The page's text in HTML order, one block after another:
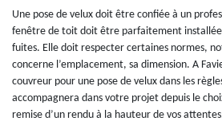
Une pose de velux doit être confiée à un
fenêtre de toit doit être parfaitement installée
fuites. Elle doit respecter certaines normes,
concerne l’emplacement, sa dimension. A
couvreur pour une pose de velux dans les
accompagnera dans votre projet depuis le
remise d’un rendu à la hauteur de vos